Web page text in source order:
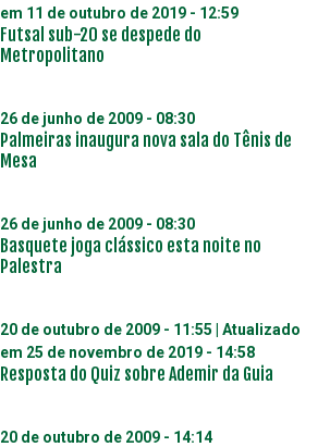
em 11 de outubro de 2019 - 12:59
Futsal sub-20 se despede do
Metropolitano
26 de junho de 2009 - 08:30
Palmeiras inaugura nova sala do Tênis de
Mesa
26 de junho de 2009 - 08:30
Basquete joga clássico esta noite no
Palestra
20 de outubro de 2009 - 11:55 | Atualizado
em 25 de novembro de 2019 - 14:58
Resposta do Quiz sobre Ademir da Guia
20 de outubro de 2009 - 14:14